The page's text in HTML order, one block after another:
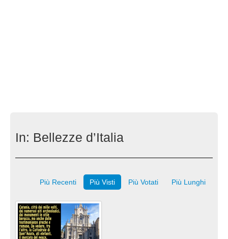
In: Bellezze d’Italia
Più Recenti Più Visti Più Votati Più Lunghi